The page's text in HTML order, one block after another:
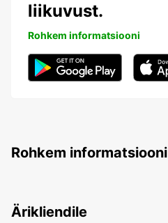
liikuvust.
Rohkem informatsiooni
Rohkem informatsiooni
Ärikliendile